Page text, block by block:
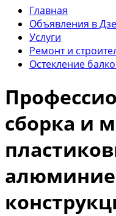
Главная
Объявления в
Услуги
Ремонт и
Остекление
сборка и